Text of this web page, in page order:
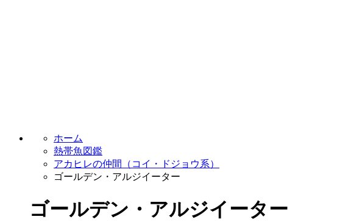
ホーム
熱帯魚図鑑
アカヒレの仲間（コイ・ドジョウ系）
ゴールデン・アルジイーター
ゴールデン・アルジイーター